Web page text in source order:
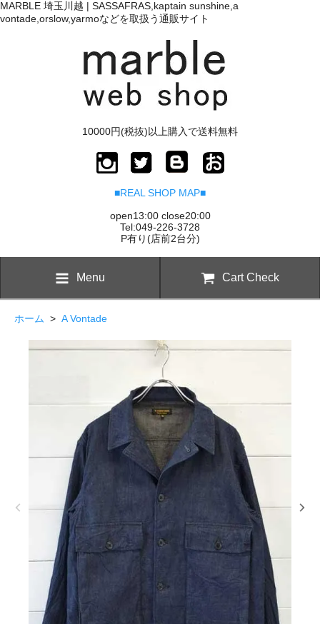
MARBLE 埼玉川越 | SASSAFRAS,kaptain sunshine,a
vontade,orslow,yarmoなどを取扱う通販サイト
10000円(税抜)以上購入で送料無料
■REAL SHOP MAP■
open13:00 close20:00
Tel:049-226-3728
P有り(店前2台分)
Menu Cart Check
ホーム > A Vontade